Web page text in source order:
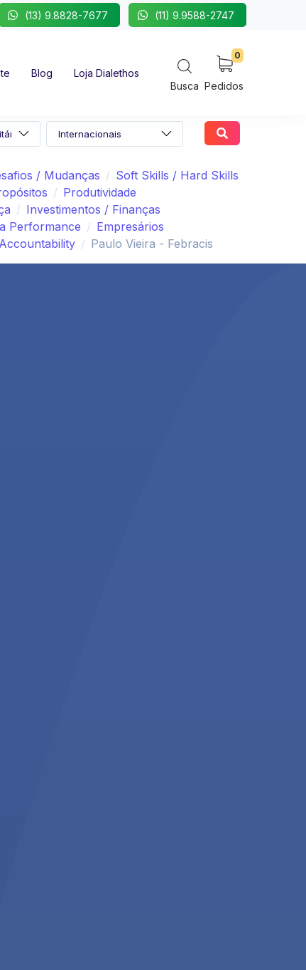
(13) 9.8828-7677 (11) 9.9588-2747
Blog
Loja Dialethos
Busca
0
Pedidos
/ Mudanças
Soft Skills / Hard Skills
Produtividade
Investimentos / Finanças
Performance
Empresários
Accountability Paulo Vieira - Febracis